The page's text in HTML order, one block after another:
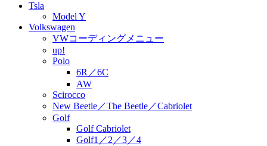
Tsla
Model Y
Volkswagen
VWコーディングメニュー
up!
Polo
6R／6C
AW
Scirocco
New Beetle／The Beetle／Cabriolet
Golf
Golf Cabriolet
Golf1／2／3／4